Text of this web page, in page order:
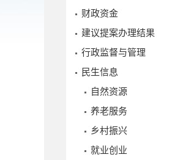
财政资金
建议提案办理结果
行政监督与管理
民生信息
自然资源
养老服务
乡村振兴
就业创业